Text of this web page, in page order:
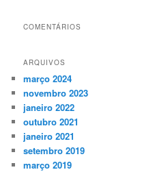
COMENTÁRIOS
ARQUIVOS
março 2024
novembro 2023
janeiro 2022
outubro 2021
janeiro 2021
setembro 2019
março 2019